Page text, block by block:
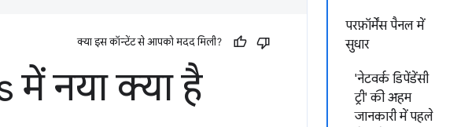
परफ़ॉर्मेंस पैनल में
सुधार
'नेटवर्क डिपेंडेंसी
ट्री' की अहम
जानकारी में पहले
क्या इस कॉन्टेंट से आपको मदद मिली?
में नया क्या है